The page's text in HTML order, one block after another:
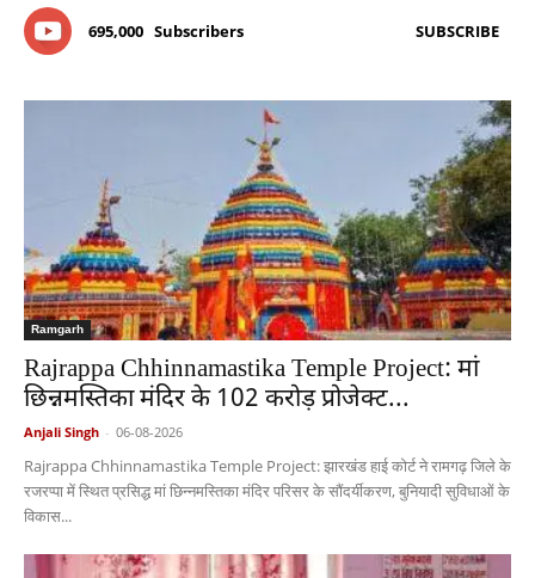
695,000 Subscribers SUBSCRIBE
Ramgarh
Rajrappa Chhinnamastika Temple Project: मां
छिन्नमस्तिका मंदिर के 102 करोड़ प्रोजेक्ट...
Anjali Singh - 06-08-2026
Rajrappa Chhinnamastika Temple Project: झारखंड हाई कोर्ट ने रामगढ़ जिले के
रजरप्पा में स्थित प्रसिद्ध मां छिन्नमस्तिका मंदिर परिसर के सौंदर्यीकरण, बुनियादी सुविधाओं के
विकास...